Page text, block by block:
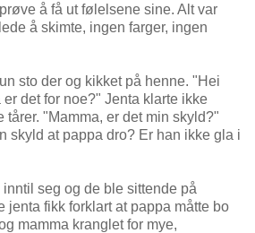
å få ut følelsene sine. Alt var
å skimte, ingen farger, ingen
sto der og kikket på henne. "Hei
det for noe?" Jenta klarte ikke
tårer. "Mamma, er det min skyld?"
skyld at pappa dro? Er han ikke gla i
seg og de ble sittende på
jenta fikk forklart at pappa måtte bo
mamma kranglet for mye,